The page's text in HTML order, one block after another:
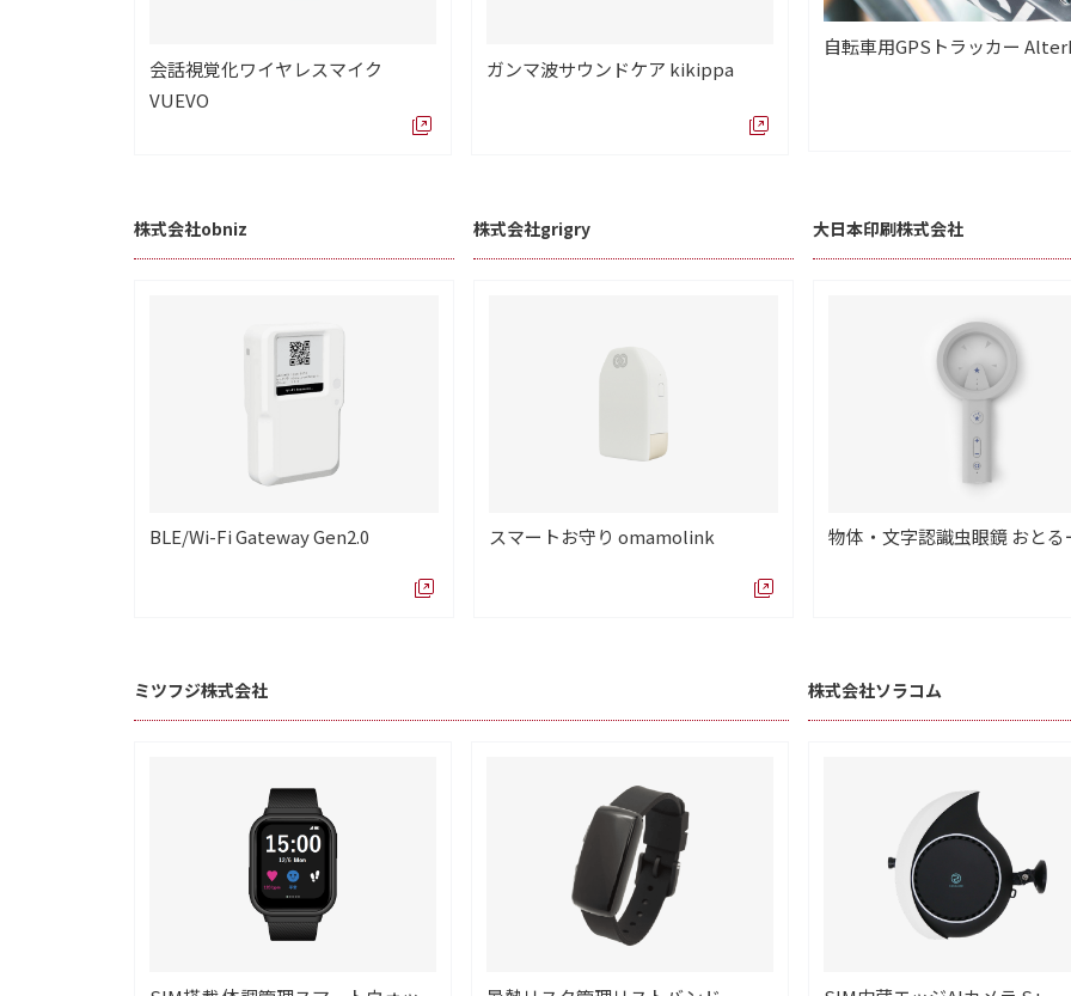
会話視覚化ワイヤレスマイク
VUEVO
ガンマ波サウンドケア kikippa
自転車用GPSトラッカー
株式会社obniz
BLE/Wi-Fi Gateway Gen2.0
株式会社grigry
スマートお守り omamolink
大日本印刷株式会社
物体・文字認識虫眼鏡 おとる
ミツフジ株式会社 株式会社ソラコム